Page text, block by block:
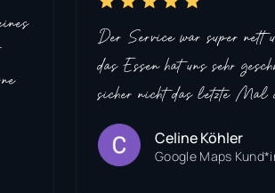
Der Service war super nett
das Essen hat uns sehr
sicher nicht das letzte Mal
Celine Köhler
Google Maps